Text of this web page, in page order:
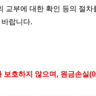
교부에 대한 확인 등의 절
랍니다.
보호하지 않으며 , 원금손실